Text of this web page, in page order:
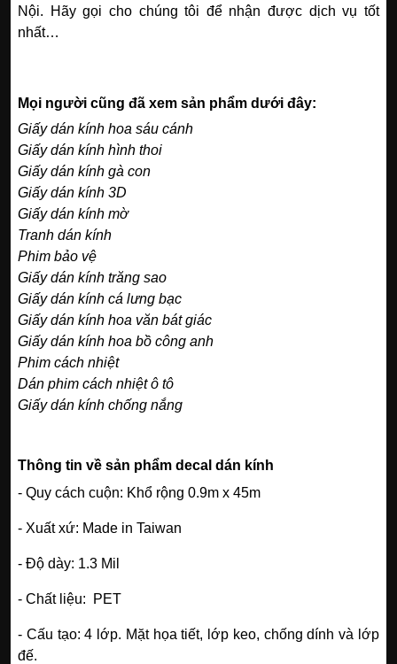
Nội. Hãy gọi cho chúng tôi để nhận được dịch vụ tốt
nhất…
Mọi người cũng đã xem sản phẩm dưới đây:
Giấy dán kính hoa sáu cánh
Giấy dán kính hình thoi
Giấy dán kính gà con
Giấy dán kính 3D
Giấy dán kính mờ
Tranh dán kính
Phim bảo vệ
Giấy dán kính trăng sao
Giấy dán kính cá lưng bạc
Giấy dán kính hoa văn bát giác
Giấy dán kính hoa bồ công anh
Phim cách nhiệt
Dán phim cách nhiệt ô tô
Giấy dán kính chống nắng
Thông tin về sản phẩm decal dán kính
- Quy cách cuộn: Khổ rộng 0.9m x 45m
- Xuất xứ: Made in Taiwan
- Độ dày: 1.3 Mil
- Chất liệu: PET
- Cấu tạo: 4 lớp. Mặt họa tiết, lớp keo, chống dính và lớp
đế.